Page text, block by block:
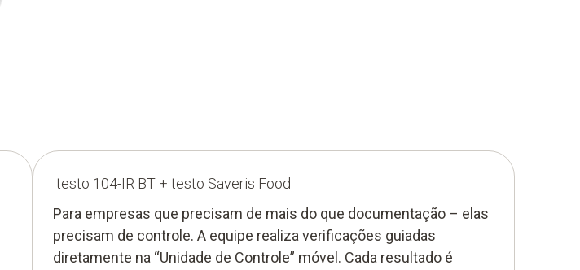
testo 104-IR BT + testo Saveris Food
Para empresas que precisam de mais do que documentação – elas
precisam de controle. A equipe realiza verificações guiadas
diretamente na “Unidade de Controle” móvel. Cada resultado é